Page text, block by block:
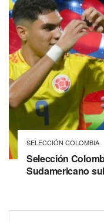
SELECCIÓN COLOMBIA
Selección
Sudamericano